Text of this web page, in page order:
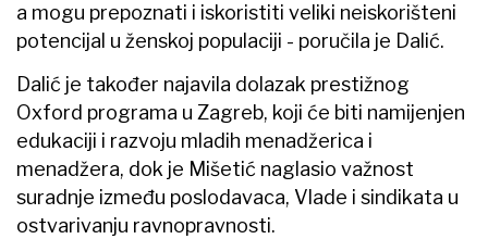
a mogu prepoznati i iskoristiti veliki neiskorišteni
potencijal u ženskoj populaciji - poručila je Dalić.
Dalić je također najavila dolazak prestižnog
Oxford programa u Zagreb, koji će biti namijenjen
edukaciji i razvoju mladih menadžerica i
menadžera, dok je Mišetić naglasio važnost
suradnje između poslodavaca, Vlade i sindikata u
ostvarivanju ravnopravnosti.